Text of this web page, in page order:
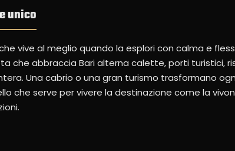
unico
vive al meglio quando la esplori con calma e
che abbraccia Bari alterna calette, porti turistici,
Una cabrio o una gran turismo trasformano
che serve per vivere la destinazione come la